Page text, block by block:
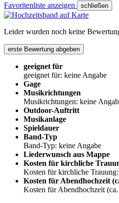
Favoritenliste anzeigen schließen
Leider wurden noch keine
erste Bewertung abgeben
geeignet für
geeignet für: keine Angabe
Gage
Musikrichtungen
Musikrichtungen: keine
Outdoor-Auftritt
Musikanlage
Spieldauer
Band-Typ
Band-Typ: keine Angabe
Liederwunsch aus Mappe
Kosten für kirchliche
Kosten für kirchliche
Kosten für Abendhochzeit
Kosten für Abendhochzeit